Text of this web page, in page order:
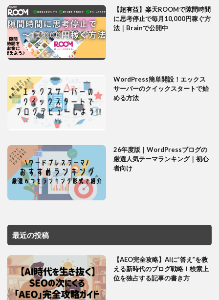
【超有益】楽天ROOMで隙間時間
に思考停止で毎月10,000円稼ぐ方
法｜Brainで公開中
WordPress簡単開設！エックス
サーバーのクイックスタートで始
める方法
26年度版｜WordPressブログの
厳選人気テーマランキング｜初心
者向け
最近の投稿
【AEO完全攻略】AIに”答え”を教
える新時代のブログ戦略！検索上
位を独占する記事の書き方